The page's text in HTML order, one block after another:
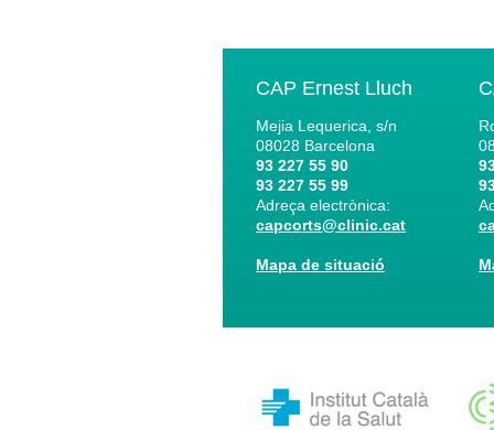
CAP Ernest Lluch
Mejia Lequerica, s/n
08028 Barcelona
93 227 55 90
93 227 55 99
Adreça electrònica:
capcorts@clinic.cat
Mapa de situació